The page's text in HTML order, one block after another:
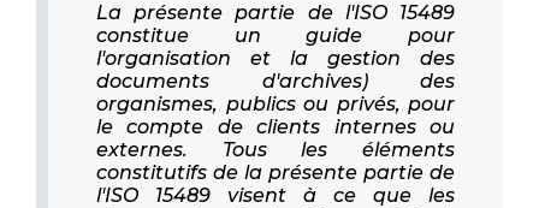
La présente partie de l'ISO 15489
constitue un guide pour
l'organisation et la gestion des
documents d'archives) des
organismes, publics ou privés, pour
le compte de clients internes ou
externes. Tous les éléments
constitutifs de la présente partie de
l'ISO 15489 visent à ce que les